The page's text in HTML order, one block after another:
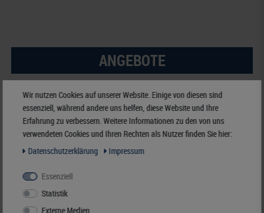
ANGEBOTE
-15%
Wir nutzen Cookies auf unserer Website. Einige von diesen sind
essenziell, während andere uns helfen, diese Website und Ihre
Erfahrung zu verbessern. Weitere Informationen zu den von uns
verwendeten Cookies und Ihren Rechten als Nutzer finden Sie hier:
Daten­schutz­erklärung
Impressum
Essenziell
Statistik
Externe Medien